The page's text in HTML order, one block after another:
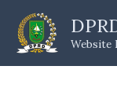
content
Website